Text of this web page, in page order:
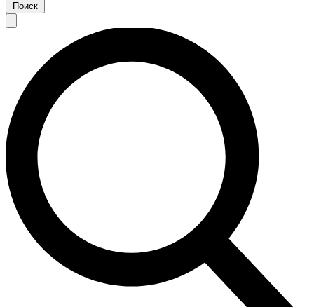
Поиск